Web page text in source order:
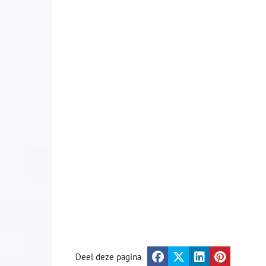
Deel deze pagina